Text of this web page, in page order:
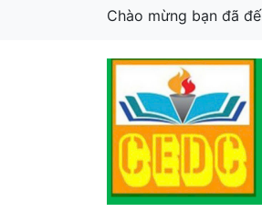
Chào mừng bạn đã